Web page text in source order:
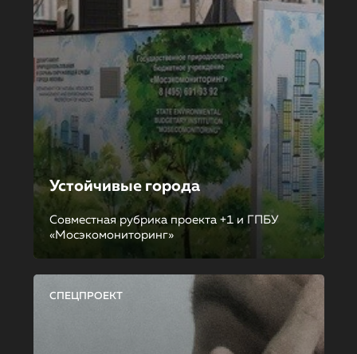
Устойчивые города
Совместная рубрика проекта +1 и ГПБУ
«Мосэкомониторинг»
СПЕЦПРОЕКТ